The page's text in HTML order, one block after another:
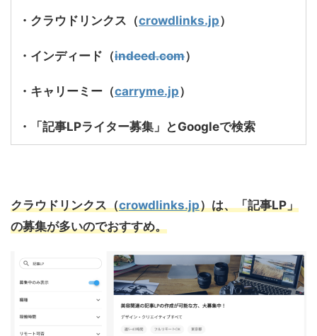
・クラウドリンクス（crowdlinks.jp）
・インディード（indeed.com）
・キャリーミー（carryme.jp）
・「記事LPライター募集」とGoogleで検索
クラウドリンクス（crowdlinks.jp）は、「記事LP」
の募集が多いのでおすすめ。